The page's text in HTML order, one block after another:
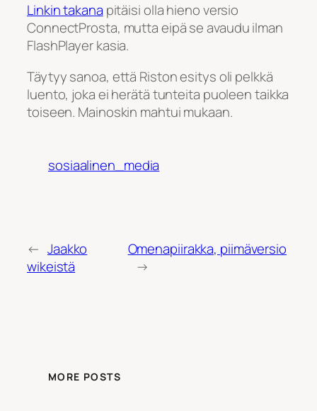
Linkin takana pitäisi olla hieno versio
ConnectProsta, mutta eipä se avaudu ilman
FlashPlayer kasia.
Täytyy sanoa, että Riston esitys oli pelkkä
luento, joka ei herätä tunteita puoleen taikka
toiseen. Mainoskin mahtui mukaan.
sosiaalinen_media
← Jaakko
wikeistä
Omenapiirakka, piimäversio
→
MORE POSTS